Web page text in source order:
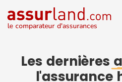
le comparateur d'assurances
Les dernières
l'assurance